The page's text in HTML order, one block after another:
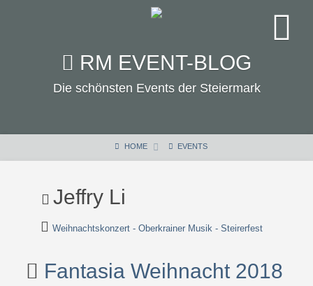
RM EVENT-BLOG
Die schönsten Events der Steiermark
HOME EVENTS
Jeffry Li
Weihnachtskonzert - Oberkrainer Musik - Steirerfest
Fantasia Weihnacht 2018